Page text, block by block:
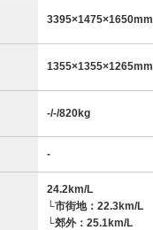
3395×1475×1650mm
1355×1355×1265mm
-/-/820kg
-
24.2km/L
└市街地：22.3km/L
└郊外：25.1km/L